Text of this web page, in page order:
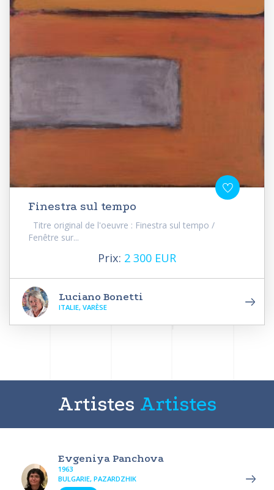
Finestra sul tempo
Titre original de l'oeuvre : Finestra sul tempo /
Fenêtre sur...
Prix: 2 300 EUR
Luciano Bonetti
ITALIE, VARÈSE
Artistes Artistes
Evgeniya Panchova
1963
BULGARIE, PAZARDZHIK